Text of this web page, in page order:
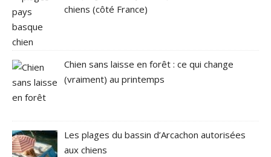
chiens (côté France)
Chien sans laisse en forêt : ce qui change
(vraiment) au printemps
Les plages du bassin d’Arcachon autorisées
aux chiens